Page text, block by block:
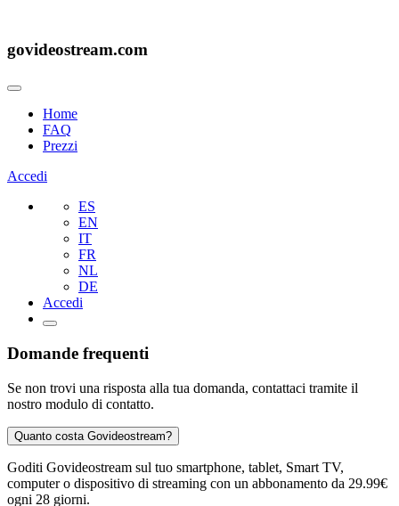
govideostream.com
Home
FAQ
Prezzi
Accedi
ES
EN
IT
FR
NL
DE
Accedi
Domande frequenti
Se non trovi una risposta alla tua domanda, contattaci tramite il
nostro modulo di contatto.
Quanto costa Govideostream?
Goditi Govideostream sul tuo smartphone, tablet, Smart TV,
computer o dispositivo di streaming con un abbonamento da 29.99€
ogni 28 giorni.